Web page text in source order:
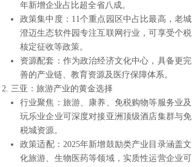
年新增企业占比超全省八成。
政策集中度：11个重点园区中占比最高，老城
澄迈生态软件园专注互联网行业，可享受个税
核定征收等政策。
资源配套：作为政治经济文化中心，具备更完
善的产业链、教育资源及医疗保障体系。
2. 三亚：旅游产业的黄金选择
行业聚焦：旅游、康养、免税购物等服务业及
玩乐业企业可深度对接亚洲顶级酒店集群与免
税城资源。
政策适配：2025年新增鼓励类产业目录涵盖文
化旅游、生物医药等领域，实质性运营企业可